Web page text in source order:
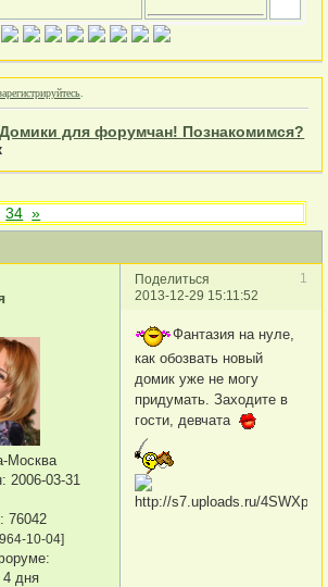
Домики для форумчан! Познакомимся?
34 »
Поделиться
1
2013-12-29 15:11:52
Москва
: 2006-03-31
76042
10-04]
4 дня
Фантазия на нуле,
как обозвать новый
домик уже не могу
придумать. Заходите в
гости, девчата